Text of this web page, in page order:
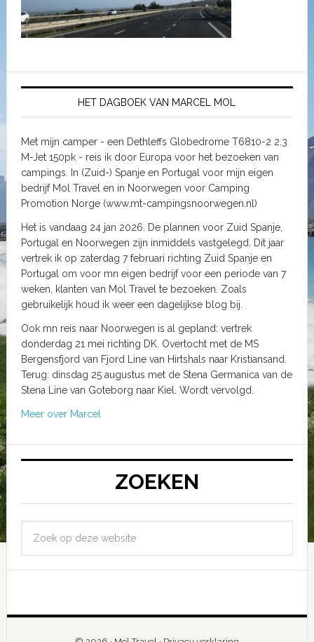
HET DAGBOEK VAN MARCEL MOL
Met mijn camper - een Dethleffs Globedrome T6810-2 2.3
M-Jet 150pk - reis ik door Europa voor het bezoeken van
campings. In (Zuid-) Spanje en Portugal voor mijn eigen
bedrijf Mol Travel en in Noorwegen voor Camping
Promotion Norge (www.mt-campingsnoorwegen.nl)
Het is vandaag 24 jan 2026. De plannen voor Zuid Spanje,
Portugal en Noorwegen zijn inmiddels vastgelegd. Dit jaar
vertrek ik op zaterdag 7 februari richting Zuid Spanje en
Portugal om voor mn eigen bedrijf voor een periode van 7
weken, klanten van Mol Travel te bezoeken. Zoals
gebruikelijk houd ik weer een dagelijkse blog bij.
Ook mn reis naar Noorwegen is al gepland: vertrek
donderdag 21 mei richting DK. Overtocht met de MS
Bergensfjord van Fjord Line van Hirtshals naar Kristiansand.
Terug: dinsdag 25 augustus met de Stena Germanica van de
Stena Line van Goteborg naar Kiel. Wordt vervolgd.
Meer over Marcel
ZOEKEN